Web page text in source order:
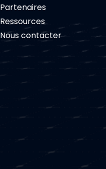
Partenaires
Ressources
Nous contacter